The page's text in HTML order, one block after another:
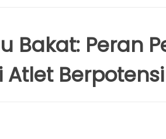
Bakat: Peran
Berpotensi